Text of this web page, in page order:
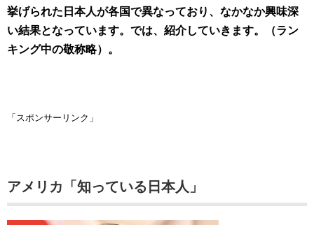
挙げられた日本人が各国で異なっており、なかなか興味深
い結果となっています。では、紹介していきます。（ラン
キング中の敬称略）。
「スポンサーリンク」
アメリカ「知っている日本人」